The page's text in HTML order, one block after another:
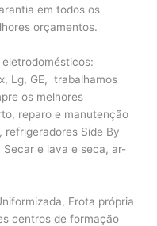
em todos os
orçamentos.
Lg, GE, trabalhamos
os melhores
reparo e manutenção
refrigeradores Side By
Secar e lava e seca, ar-
Frota própria
centros de formação